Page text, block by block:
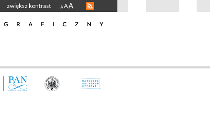
zwiększ kontrast A AA